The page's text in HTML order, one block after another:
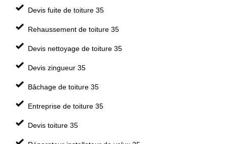
Devis fuite de toiture 35
Rehaussement de toiture 35
Devis nettoyage de toiture 35
Devis zingueur 35
Bâchage de toiture 35
Entreprise de toiture 35
Devis toiture 35